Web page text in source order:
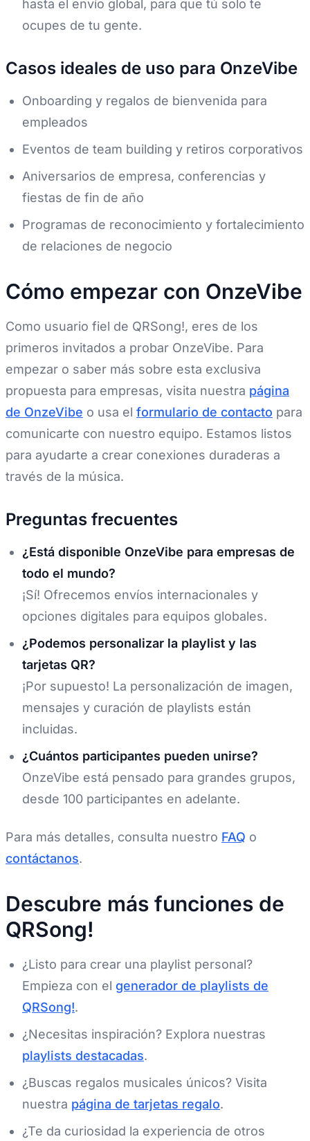
hasta el envío global, para que tú solo te
ocupes de tu gente.
Casos ideales de uso para OnzeVibe
Onboarding y regalos de bienvenida para
empleados
Eventos de team building y retiros corporativos
Aniversarios de empresa, conferencias y
fiestas de fin de año
Programas de reconocimiento y fortalecimiento
de relaciones de negocio
Cómo empezar con OnzeVibe
Como usuario fiel de QRSong!, eres de los
primeros invitados a probar OnzeVibe. Para
empezar o saber más sobre esta exclusiva
propuesta para empresas, visita nuestra página
de OnzeVibe o usa el formulario de contacto para
comunicarte con nuestro equipo. Estamos listos
para ayudarte a crear conexiones duraderas a
través de la música.
Preguntas frecuentes
¿Está disponible OnzeVibe para empresas de
todo el mundo?
¡Sí! Ofrecemos envíos internacionales y
opciones digitales para equipos globales.
¿Podemos personalizar la playlist y las
tarjetas QR?
¡Por supuesto! La personalización de imagen,
mensajes y curación de playlists están
incluidas.
¿Cuántos participantes pueden unirse?
OnzeVibe está pensado para grandes grupos,
desde 100 participantes en adelante.
Para más detalles, consulta nuestro FAQ o
contáctanos.
Descubre más funciones de
QRSong!
¿Listo para crear una playlist personal?
Empieza con el generador de playlists de
QRSong!.
¿Necesitas inspiración? Explora nuestras
playlists destacadas.
¿Buscas regalos musicales únicos? Visita
nuestra página de tarjetas regalo.
¿Te da curiosidad la experiencia de otros